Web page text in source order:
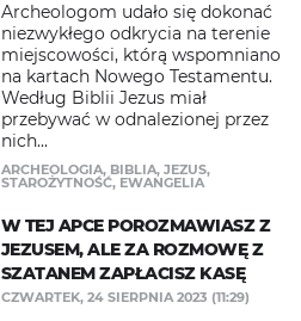
Archeologom udało się dokonać
niezwykłego odkrycia na terenie
miejscowości, którą wspomniano
na kartach Nowego Testamentu.
Według Biblii Jezus miał
przebywać w odnalezionej przez
nich...
ARCHEOLOGIA, BIBLIA, JEZUS,
STAROŻYTNOŚĆ, EWANGELIA
W TEJ APCE POROZMAWIASZ Z
JEZUSEM, ALE ZA ROZMOWĘ Z
SZATANEM ZAPŁACISZ KASĘ
CZWARTEK, 24 SIERPNIA 2023 (11:29)